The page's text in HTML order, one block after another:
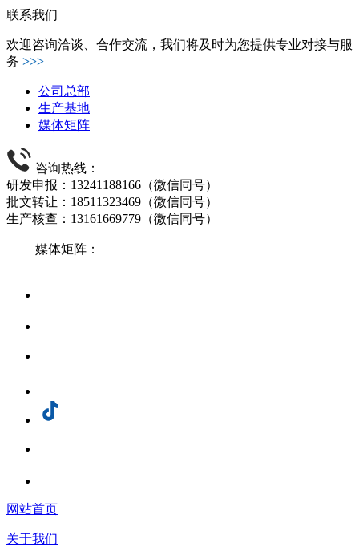
联系我们
欢迎咨询洽谈、合作交流，我们将及时为您提供专业对接与服
务 >>>
公司总部
生产基地
媒体矩阵
咨询热线：
研发申报：13241188166（微信同号）
批文转让：18511323469（微信同号）
生产核查：13161669779（微信同号）
媒体矩阵：
网站首页
关于我们